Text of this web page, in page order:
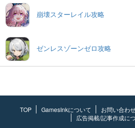
崩壊スターレイル攻略
ゼンレスゾーンゼロ攻略
TOP GamesInkについて お問い合わ
広告掲載/記事作成に